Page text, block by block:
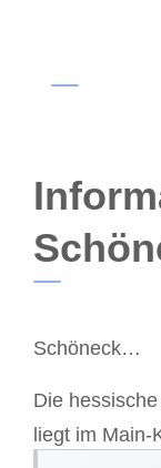
Schöneck…
Die
liegt im Main-